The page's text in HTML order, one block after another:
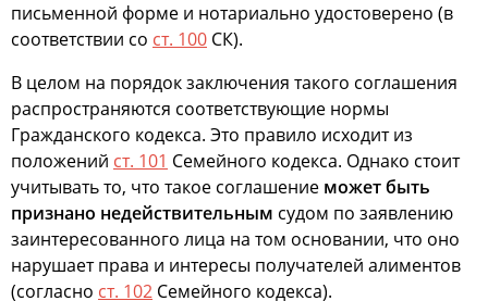
письменной форме и нотариально удостоверено (в
соответствии со ст. 100 СК).
В целом на порядок заключения такого соглашения
распространяются соответствующие нормы
Гражданского кодекса. Это правило исходит из
положений ст. 101 Семейного кодекса. Однако стоит
учитывать то, что такое соглашение может быть
признано недействительным судом по заявлению
заинтересованного лица на том основании, что оно
нарушает права и интересы получателей алиментов
(согласно ст. 102 Семейного кодекса).